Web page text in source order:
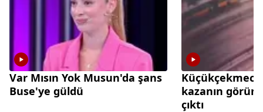
Var Mısın Yok Musun'da şans
Buse'ye güldü
kazanın
çıktı